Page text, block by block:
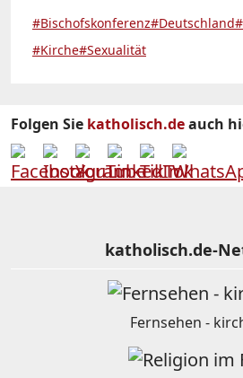
#Bischofskonferenz#Deutschland
#Kirche#Sexualität
Folgen Sie katholisch.deauch
katholisch.de-
Fernsehen -